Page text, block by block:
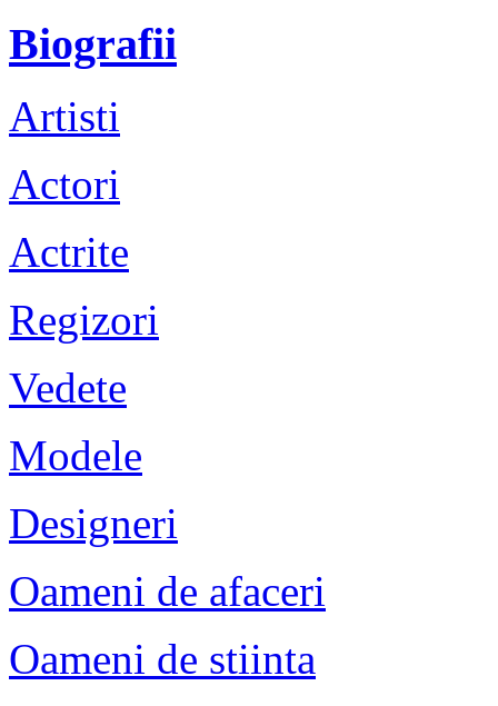
Biografii
Artisti
Actori
Actrite
Regizori
Vedete
Modele
Designeri
Oameni de afaceri
Oameni de stiinta